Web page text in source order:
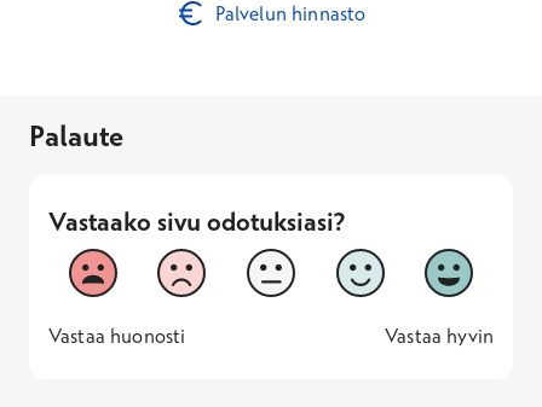
Palvelun hinnasto
Palaute
Vastaako sivu odotuksiasi?
Vastaako sivu odotuksiasi?
1
Vastaa huonosti
2 3 4
5
Vastaa
1 -
Vastaa huonosti
— 5 -
Vastaa hyvin